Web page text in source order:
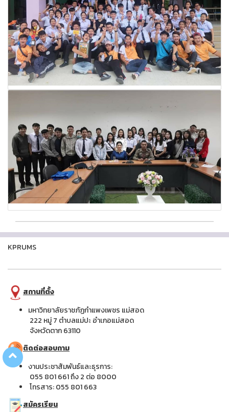
KPRUMS
สถานที่ตั้ง
มหาวิทยาลัยราชภัฏกำแพงเพชร แม่สอด
222 หมู่ 7 ตำบลแม่ปะ อำเภอแม่สอด
จังหวัดตาก 63110
ติดต่อสอบถาม
งานประชาสัมพันธ์และธุรการ:
055 801 661 ถึง 2 ต่อ 8000
โทรสาร: 055 801 663
สมัครเรียน